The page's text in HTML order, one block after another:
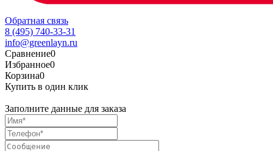
Обратная связь
8 (495) 740-33-31
info@greenlayn.ru
Сравнение0
Избранное0
Корзина0
Купить в один клик
Заполните данные для заказа